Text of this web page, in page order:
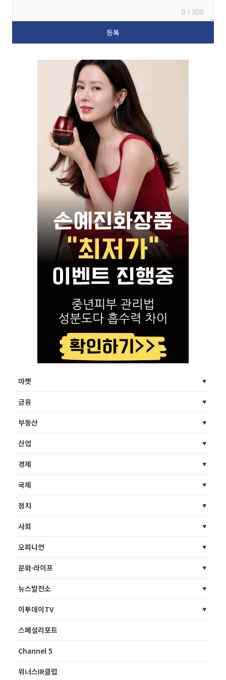
0 / 300
마켓
금융
부동산
산업
경제
국제
정치
사회
오피니언
문화·라이프
뉴스발전소
이투데이TV
스페셜리포트
Channel 5
위너스IR클럽